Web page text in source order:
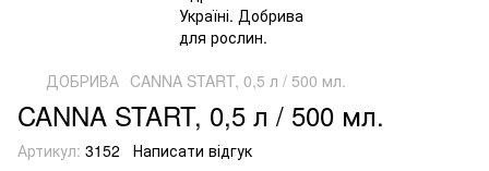
ДОБРИВА CANNA START, 0,5 л / 500 мл.
CANNA START, 0,5 л / 500 мл.
Артикул: 3152 Написати відгук